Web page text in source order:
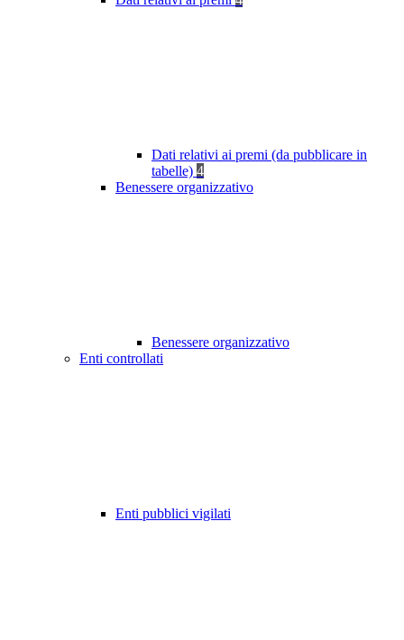
Dati relativi ai premi (da pubblicare in
tabelle) 4
Benessere organizzativo
Benessere organizzativo
Enti controllati
Enti pubblici vigilati